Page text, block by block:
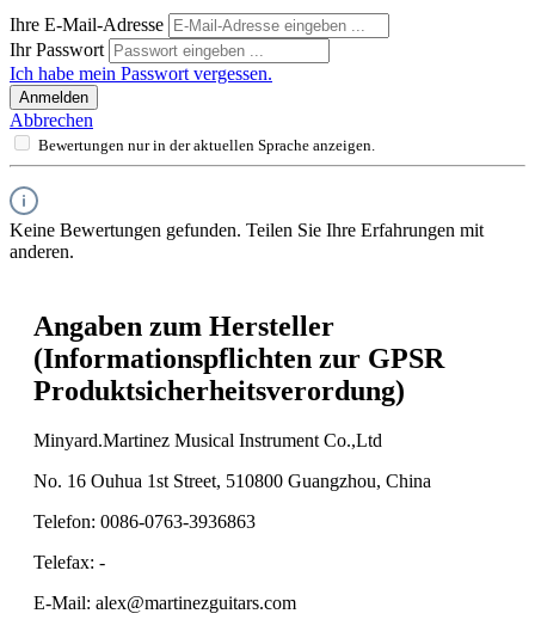
Ihre E-Mail-Adresse
Ihr Passwort
Ich habe mein Passwort vergessen.
Anmelden
Abbrechen
Bewertungen nur in der aktuellen Sprache anzeigen.
Keine Bewertungen gefunden. Teilen Sie Ihre Erfahrungen mit
anderen.
Angaben zum Hersteller
(Informationspflichten zur GPSR
Produktsicherheitsverordung)
Minyard.Martinez Musical Instrument Co.,Ltd
No. 16 Ouhua 1st Street, 510800 Guangzhou, China
Telefon: 0086-0763-3936863
Telefax: -
E-Mail: alex@martinezguitars.com